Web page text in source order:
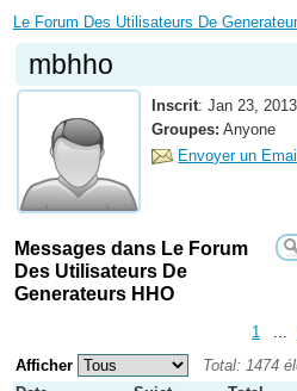
Le Forum Des Utilisateurs De
mbhho
Inscrit:Jan 23, 2013
Groupes: Anyone
Envoyer un
Messages dans Le Forum
Des Utilisateurs De
Generateurs HHO
1
Afficher
Total: 1474